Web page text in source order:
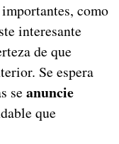
como
interesante
de que
Se espera
se anuncie
que